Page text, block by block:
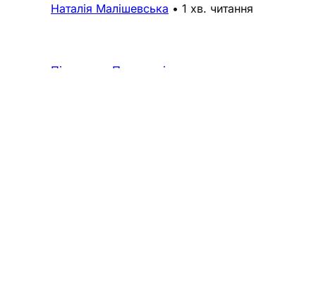
Наталія Малішевська • 1 хв. читання
Підтримка
Поширені запитання